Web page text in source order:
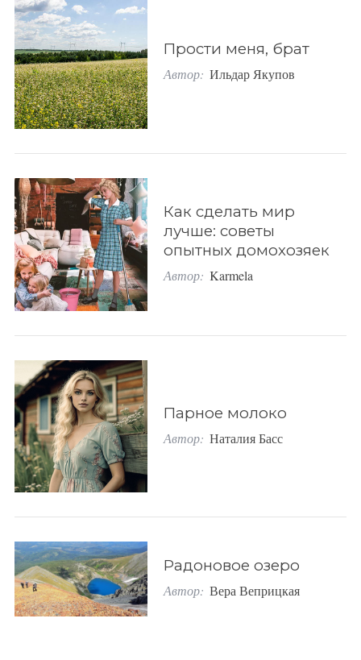
Прости меня, брат
Автор: Ильдар Якупов
Как сделать мир
лучше: советы
опытных домохозяек
Автор: Karmela
Парное молоко
Автор: Наталия Басс
Радоновое озеро
Автор: Вера Веприцкая
a
r
c
h
f
o
r